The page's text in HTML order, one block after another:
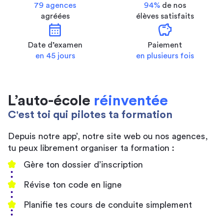
79 agences
agréées
94% de nos
élèves satisfaits
calendar_month
Date d’examen
en 45 jours
savings
Paiement
en plusieurs fois
L’auto-école réinventée
C'est toi qui pilotes ta formation
Depuis notre app’, notre site web ou nos agences,
tu peux librement organiser ta formation :
Gère ton dossier d’inscription
Révise ton code en ligne
Planifie tes cours de conduite simplement